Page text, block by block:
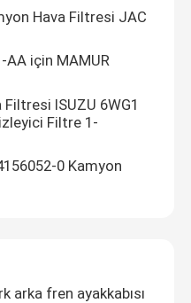
Hava Filtresi JAC
AA için MAMUR
ISUZU 6WG1
Filtre 1-
0 Kamyon
arka fren ayakkabısı